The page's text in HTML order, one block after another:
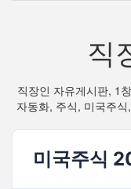
직
직장인 자유게시판, 1
자동화, 주식, 미국주
미국주식